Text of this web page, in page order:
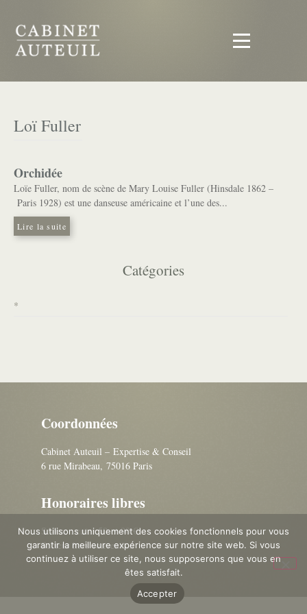
Loï Fuller
Orchidée
Loïe Fuller, nom de scène de Mary Louise Fuller (Hinsdale 1862 –
Paris 1928) est une danseuse américaine et l’une des...
Lire la suite
Catégories
*
Coordonnées
Cabinet Auteuil – Expertise & Conseil
6 rue Mirabeau, 75016 Paris
Honoraires libres
Séance : entre 50 et 90 €
Secteur hors convention
Nous utilisons uniquement des cookies fonctionnels pour vous
garantir la meilleure expérience sur notre site web. Si vous
continuez à utiliser ce site, nous supposerons que vous en
êtes satisfait.
Accepter